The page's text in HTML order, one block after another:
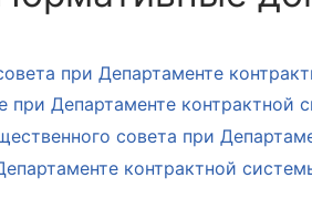
при Департаменте
Департаменте контрактной
совета при
контрактной